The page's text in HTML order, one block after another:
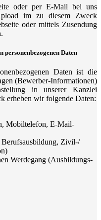
oder per E-Mail bei uns
im zu diesem Zweck
oder mittels Zusendung
Daten
Daten ist die
(Bewerber-Informationen)
in unserer Kanzlei
erheben wir folgende Daten:
Mobiltelefon, E-Mail-
Zivil-/
Werdegang (Ausbildungs-